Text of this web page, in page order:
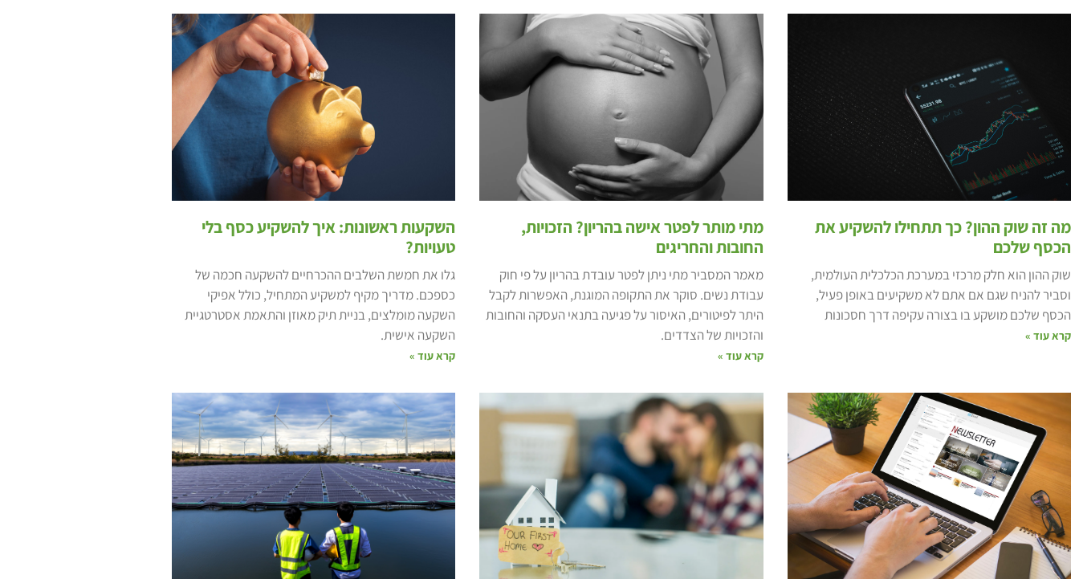
מה זה שוק ההון? כך תתחילו להשקיע את
הכסף שלכם
שוק ההון הוא חלק מרכזי במערכת הכלכלית העולמית,
וסביר להניח שגם אם אתם לא משקיעים באופן פעיל,
הכסף שלכם מושקע בו בצורה עקיפה דרך חסכונות
קרא עוד »
מתי מותר לפטר אישה בהריון? הזכויות,
החובות והחריגים
מאמר המסביר מתי ניתן לפטר עובדת בהריון על פי חוק
עבודת נשים. סוקר את התקופה המוגנת, האפשרות לקבל
היתר לפיטורים, האיסור על פגיעה בתנאי העסקה והחובות
והזכויות של הצדדים.
קרא עוד »
השקעות ראשונות: איך להשקיע כסף בלי
טעויות?
גלו את חמשת השלבים ההכרחיים להשקעה חכמה של
כספכם. מדריך מקיף למשקיע המתחיל, כולל אפיקי
השקעה מומלצים, בניית תיק מאוזן והתאמת אסטרטגיית
השקעה אישית.
קרא עוד »